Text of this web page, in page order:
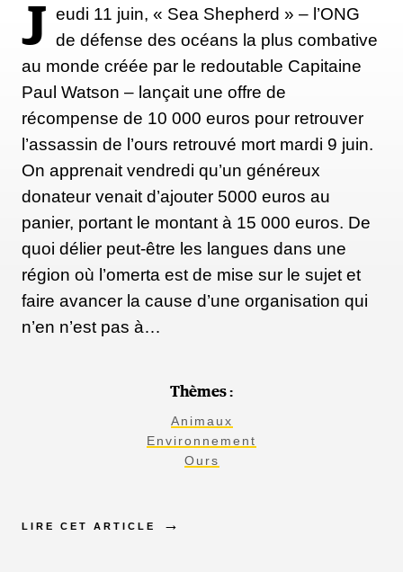
J eudi 11 juin, « Sea Shepherd » – l’ONG
de défense des océans la plus combative
au monde créée par le redoutable Capitaine
Paul Watson – lançait une offre de
récompense de 10 000 euros pour retrouver
l’assassin de l’ours retrouvé mort mardi 9 juin.
On apprenait vendredi qu’un généreux
donateur venait d’ajouter 5000 euros au
panier, portant le montant à 15 000 euros. De
quoi délier peut-être les langues dans une
région où l’omerta est de mise sur le sujet et
faire avancer la cause d’une organisation qui
n’en n’est pas à…
Thèmes :
Animaux
Environnement
Ours
LIRE CET ARTICLE